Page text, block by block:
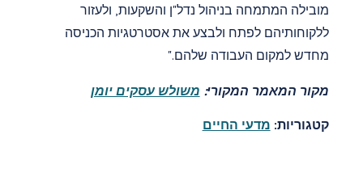
מובילה המתמחה בניהול נדל"ן והשקעות, ולעזור
ללקוחותיהם לפתח ולבצע את אסטרטגיות הכניסה
מחדש למקום העבודה שלהם."
מקור המאמר המקורי: משולש עסקים יומן
קטגוריות: מדעי החיים